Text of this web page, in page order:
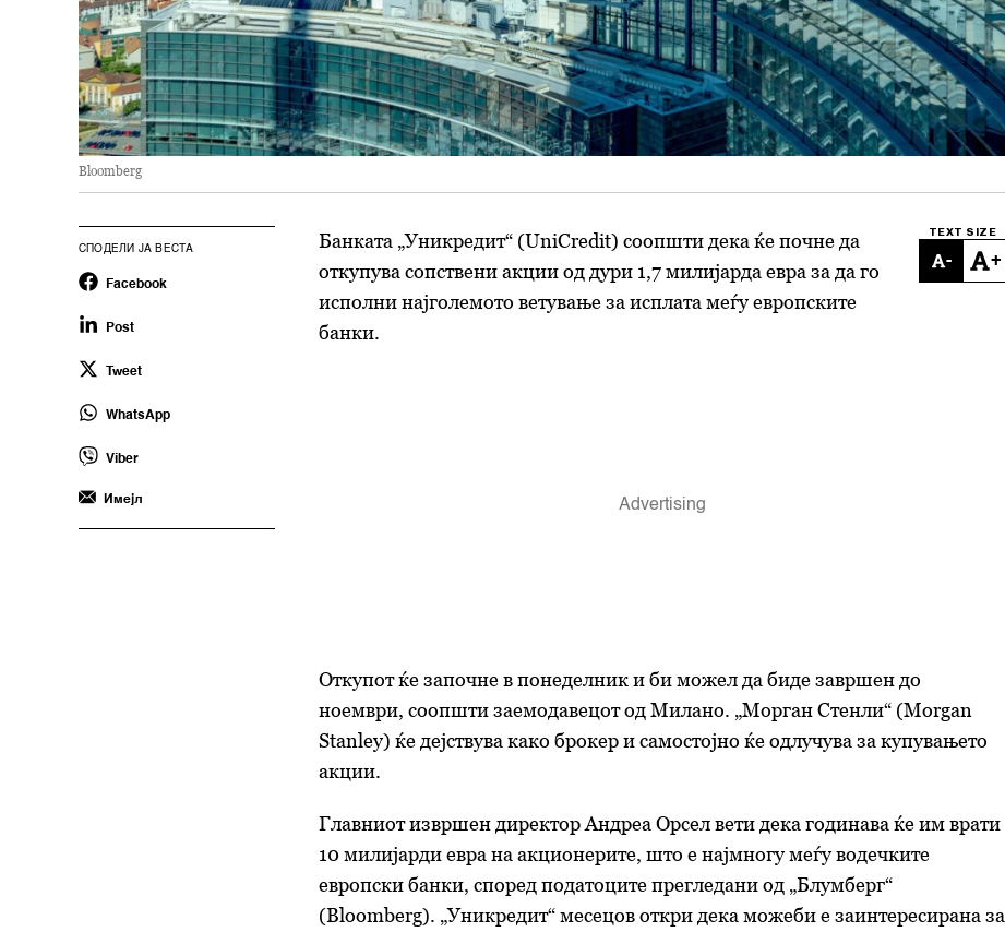
Bloomberg
СПОДЕЛИ ЈА ВЕСТА
Facebook
Post
Tweet
WhatsApp
Viber
Имејл
TEXT SIZE
- +
Банката „Уникредит“ (UniCredit) соопшти дека ќе почне да
откупува сопствени акции од дури 1,7 милијарда евра за да го
исполни најголемото ветување за исплата меѓу европските
банки.
Откупот ќе започне в понеделник и би можел да биде завршен до
ноември, соопшти заемодавецот од Милано. „Морган Стенли“ (Morgan
Stanley) ќе дејствува како брокер и самостојно ќе одлучува за купувањето
акции.
Главниот извршен директор Андреа Орсел вети дека годинава ќе им врати
10 милијарди евра на акционерите, што е најмногу меѓу водечките
европски банки, според податоците прегледани од „Блумберг“
(Bloomberg). „Уникредит“ месецов откри дека можеби е заинтересирана за